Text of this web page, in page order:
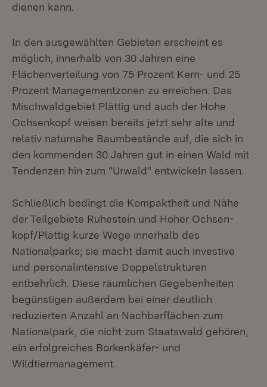
dienen kann.
In den ausgewählten Gebieten erscheint es
möglich, innerhalb von 30 Jahren eine
Flächenverteilung von 75 Prozent Kern- und 25
Prozent Managementzonen zu erreichen. Das
Mischwaldgebiet Plättig und auch der Hohe
Ochsenkopf weisen bereits jetzt sehr alte und
relativ naturnahe Baumbestände auf, die sich in
den kommenden 30 Jahren gut in einen Wald mit
Tendenzen hin zum "Urwald" entwickeln lassen.
Schließlich bedingt die Kompaktheit und Nähe
der Teilgebiete Ruhestein und Hoher Ochsen-
kopf/Plättig kurze Wege innerhalb des
Nationalparks; sie macht damit auch investive
und personalintensive Doppelstrukturen
entbehrlich. Diese räumlichen Gegebenheiten
begünstigen außerdem bei einer deutlich
reduzierten Anzahl an Nachbarflächen zum
Nationalpark, die nicht zum Staatswald gehören,
ein erfolgreiches Borkenkäfer- und
Wildtiermanagement.